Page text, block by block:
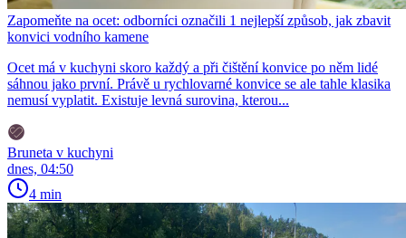
Zapomeňte na ocet: odborníci označili 1 nejlepší způsob, jak zbavit
konvici vodního kamene
Ocet má v kuchyni skoro každý a při čištění konvice po něm lidé
sáhnou jako první. Právě u rychlovarné konvice se ale tahle klasika
nemusí vyplatit. Existuje levná surovina, kterou...
Bruneta v kuchyni
dnes, 04:50
4 min